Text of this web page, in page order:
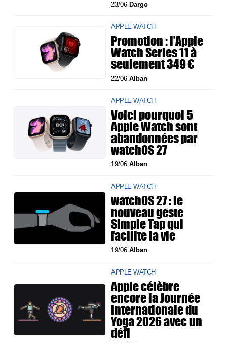
23/06 Dargo
APPLE WATCH
Promotion : l’Apple
Watch Series 11 à
seulement 349 €
22/06Alban
APPLE WATCH
Voici pourquoi 5
Apple Watch sont
abandonnées par
watchOS 27
19/06Alban
APPLE WATCH
watchOS 27 : le
nouveau geste
Simple Tap qui
facilite la vie
19/06Alban
APPLE WATCH
Apple célèbre
encore la Journée
Internationale du
Yoga 2026 avec un
défi